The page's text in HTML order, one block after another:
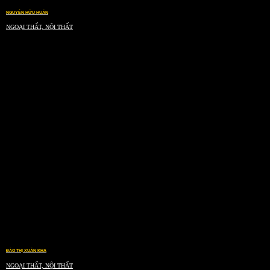
NGUYỄN HỮU HUÂN
NGOẠI THẤT, NỘI THẤT
ĐÀO THỊ XUÂN KHA
NGOẠI THẤT, NỘI THẤT